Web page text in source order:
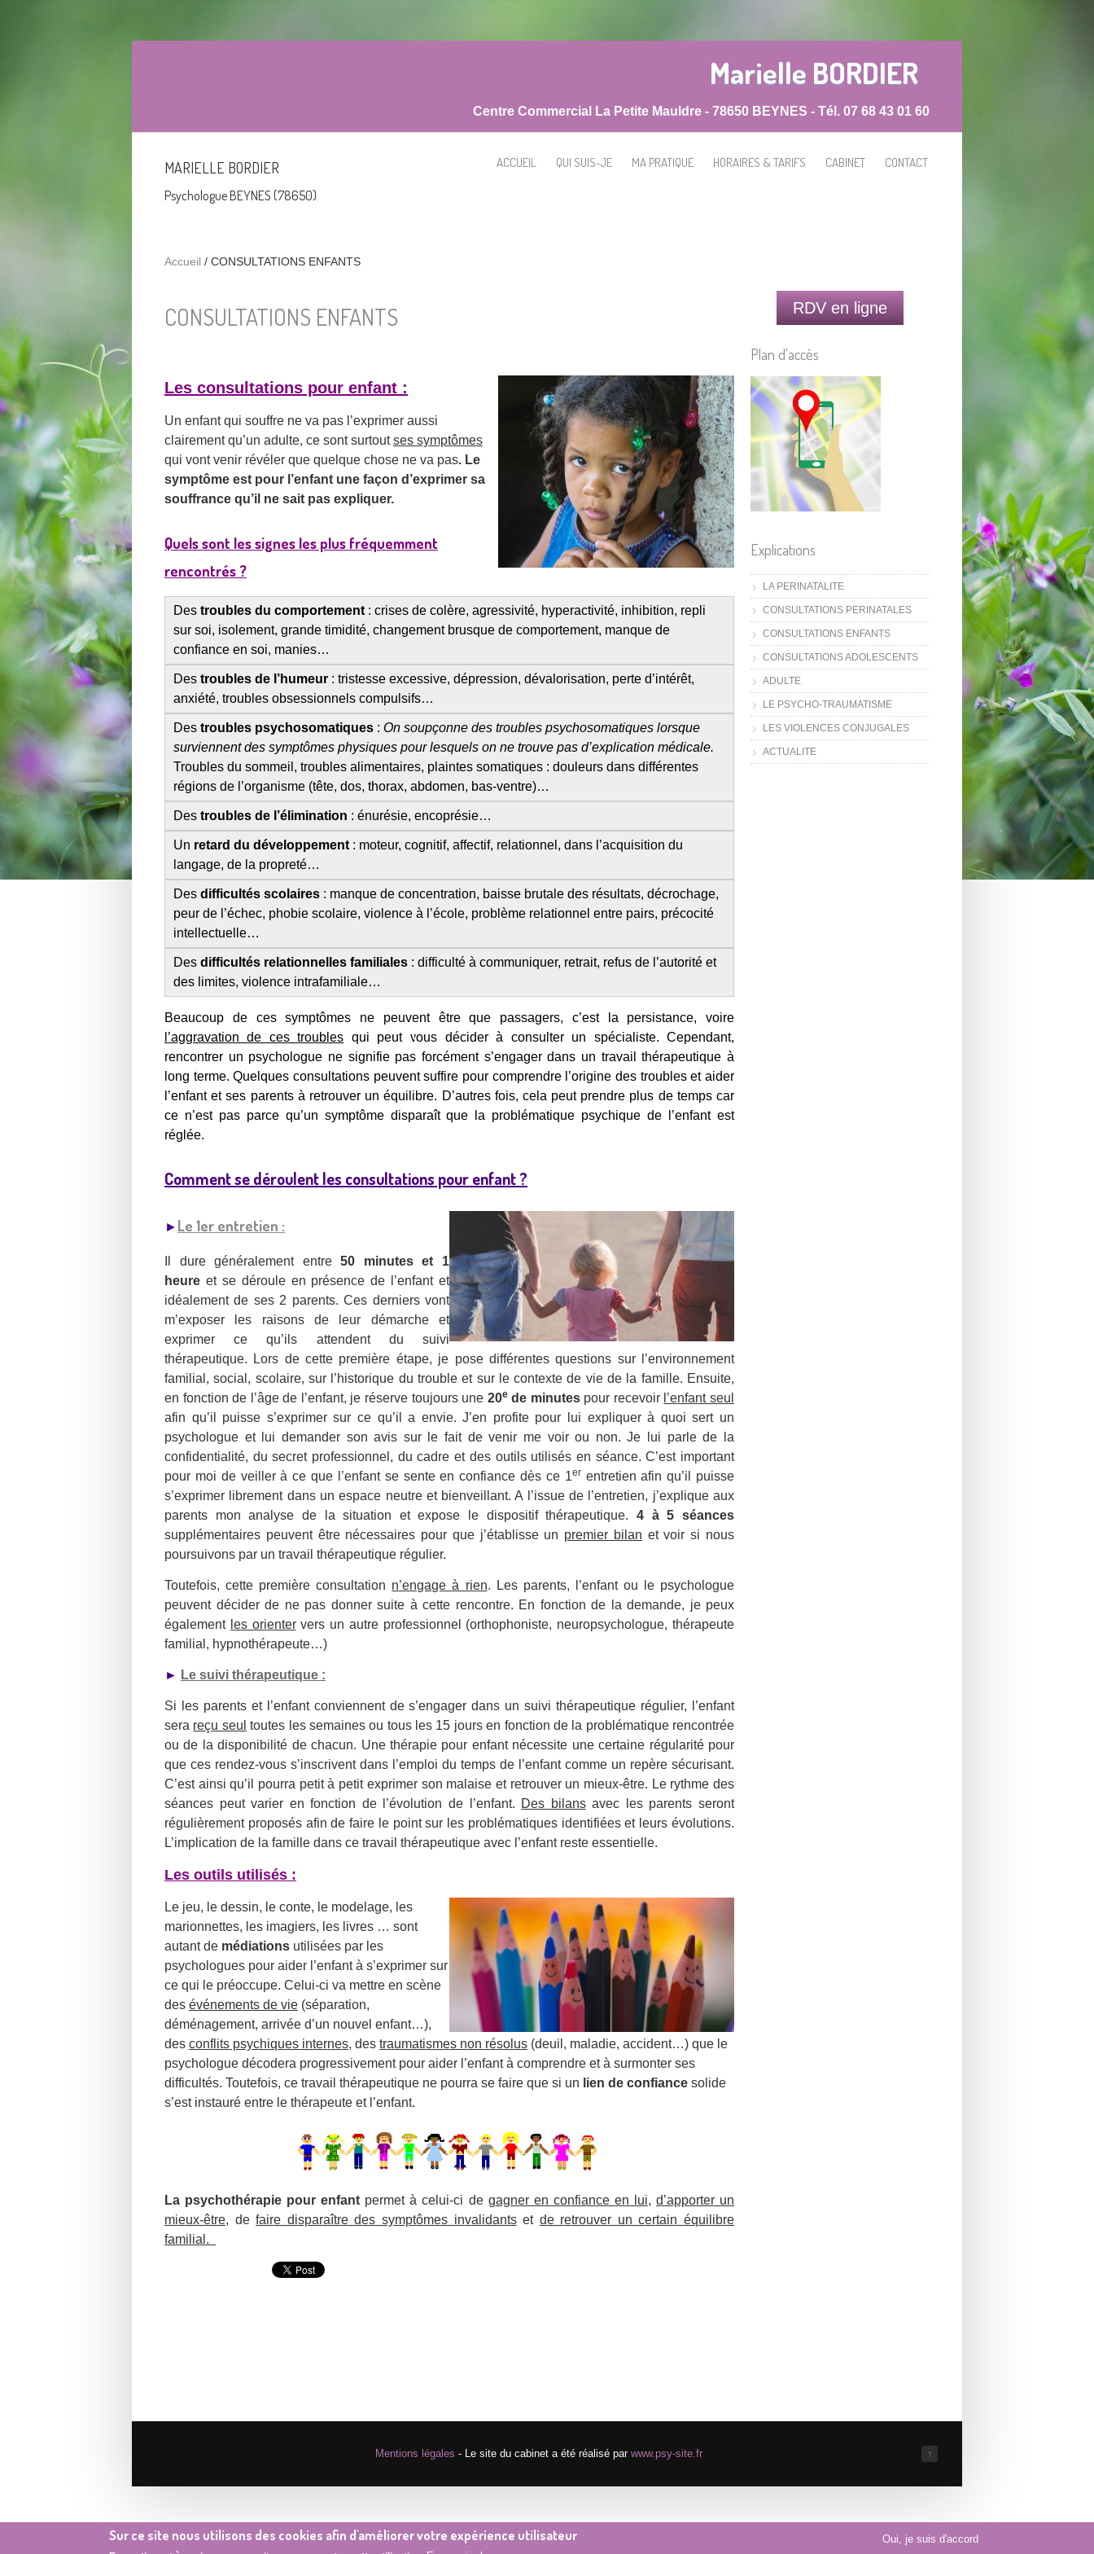
Marielle BORDIER
Centre Commercial La Petite Mauldre - 78650 BEYNES - Tél. 07 68 43 01 60
MARIELLE BORDIER
Psychologue BEYNES (78650)
ACCUEIL QUI SUIS-JE MA PRATIQUE HORAIRES & TARIFS CABINET CONTACT
Accueil / CONSULTATIONS ENFANTS
CONSULTATIONS ENFANTS
Les consultations pour enfant :
Un enfant qui souffre ne va pas l’exprimer aussi
clairement qu’un adulte, ce sont surtoutses symptômes
qui vont venir révéler que quelque chose ne va pas. Le
symptôme est pour l’enfant une façon d’exprimer sa
souffrance qu’il ne sait pas expliquer.
Quels sont les signes les plus fréquemment
rencontrés ?
Des troubles du comportement : crises de colère, agressivité, hyperactivité, inhibition, repli
sur soi, isolement, grande timidité, changement brusque de comportement, manque de
confiance en soi, manies…
Des troubles de l’humeur : tristesse excessive, dépression, dévalorisation, perte d’intérêt,
anxiété, troubles obsessionnels compulsifs…
Des troubles psychosomatiques : On soupçonne des troubles psychosomatiques lorsque
surviennent des symptômes physiques pour lesquels on ne trouve pas d’explication médicale.
Troubles du sommeil, troubles alimentaires, plaintes somatiques : douleurs dans différentes
régions de l’organisme (tête, dos, thorax, abdomen, bas-ventre)…
Des troubles de l’élimination : énurésie, encoprésie…
Un retard du développement : moteur, cognitif, affectif, relationnel, dans l’acquisition du
langage, de la propreté…
Des difficultés scolaires : manque de concentration, baisse brutale des résultats, décrochage,
peur de l’échec, phobie scolaire, violence à l’école, problème relationnel entre pairs, précocité
intellectuelle…
Des difficultés relationnelles familiales : difficulté à communiquer, retrait, refus de l’autorité et
des limites, violence intrafamiliale…
Beaucoup de ces symptômes ne peuvent être que passagers, c’est la persistance, voire
l’aggravation de ces troubles qui peut vous décider à consulter un spécialiste. Cependant,
rencontrer un psychologue ne signifie pas forcément s’engager dans un travail thérapeutique à
long terme. Quelques consultations peuvent suffire pour comprendre l’origine des troubles et aider
l’enfant etses parents à retrouver un équilibre. D’autres fois, cela peut prendre plus de temps car
ce n’est pas parce qu’un symptôme disparaît que la problématique psychique de l’enfant est
réglée.
Comment se déroulent les consultations pour enfant ?
► Le 1er entretien :
Il dure généralement entre50 minutes et 1
heure et se déroule en présence de l’enfant et
idéalement de ses 2 parents. Ces derniers vont
m’exposer les raisons de leur démarche et
exprimer ce qu’ils attendent du suivi
thérapeutique. Lors de cette première étape, je pose différentes questions sur l’environnement
familial, social, scolaire, sur l’historique du trouble et sur le contexte de vie de la famille. Ensuite,
en fonction de l’âge de l’enfant, je réserve toujours une 20ede minutespour recevoir l’enfant seul
afin qu’il puisse s’exprimer sur ce qu’il a envie. J’en profite pour lui expliquer à quoi sert un
psychologue et lui demander son avis sur le fait de venir me voir ou non. Je lui parle de la
confidentialité, du secret professionnel, du cadre et des outils utilisés en séance. C’est important
pour moi de veiller à ce que l’enfant se sente en confiance dès ce 1er entretien afin qu’il puisse
s’exprimer librement dans un espace neutre et bienveillant. A l’issue de l’entretien, j’explique aux
parents mon analyse de la situation et expose le dispositif thérapeutique.4 à 5 séances
supplémentaires peuvent être nécessaires pour que j’établisse un premier bilan etvoir si nous
poursuivons par un travail thérapeutique régulier.
Toutefois, cette première consultation n’engage à rien. Les parents, l’enfant ou le psychologue
peuvent décider de ne pas donner suite à cette rencontre. En fonction de la demande, je peux
égal ement les orientervers un autre professionnel (orthophoniste, neuropsychologue, thérapeute
familial, hypnothérapeute…)
► Le suivi thérapeutique :
Si les parents et l’enfant conviennent de s’engager dans un suivi thérapeutique régulier, l’enfant
sera reçu seul toutes les semaines ou tous les 15 jours en fonction de la problématique rencontrée
ou de la disponibilité de chacun. Une thérapie pour enfant nécessite une certaine régularité pour
que ces rendez-vous s’inscrivent dans l’emploi du temps de l’enfant comme un repère sécurisant.
C’est ainsi qu’il pourra petit à petit exprimer son malaise et retrouver un mieux-être. Le rythme des
séances peut varier en fonction de l’évolution de l’enfant. Des bilansavec les parents seront
régulièrement proposés afin de faire le point sur les problématiques identifiées et leurs évolutions.
L’implication de la famille dans ce travail thérapeutique avec l’enfant reste essentielle.
Les outils utilisés :
Le jeu, le dessin, le conte, le modelage, les
marionnettes, les imagiers, les livres … sont
autant de médiations utilisées par les
psychologues pour aider l’enfant à s’exprimer sur
ce qui le préoccupe. Celui-ci va mettre en scène
des événements de vie (séparation,
déménagement, arrivée d’un nouvel enfant…),
des conflits psychiques internes, des traumatismes non résolus (deuil, maladie, accident…) que le
psychologue décodera progressivement pour aider l’enfant à comprendre et à surmonter ses
difficultés. Toutefois, ce travail thérapeutique ne pourra se faire que si un lien de confiance solide
s’est instauré entre le thérapeute et l’enfant.
La psychothérapie pour enfant permet à celui-ci de gagner en confiance en lui, d’apporter un
mieux-être, de faire disparaître des symptômes invalidantset de retrouver un certain équilibre
familial.
RDV en ligne
Plan d'accès
Explications
LA PERINATALITE
CONSULTATIONS PERINATALES
CONSULTATIONS ENFANTS
CONSULTATIONS ADOLESCENTS
ADULTE
LE PSYCHO-TRAUMATISME
LES VIOLENCES CONJUGALES
ACTUALITE
↑
Mentions légales - Le site du cabinet a été réalisé par www.psy-site.fr
Sur ce site nous utilisons des cookies afin d'améliorer votre expérience utilisateur Oui, je suis d'accord